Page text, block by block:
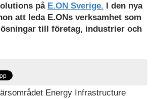
på E.ON Sverige. I den nya
att leda E.ONs verksamhet som
till företag, industrier och
Energy Infrastructure